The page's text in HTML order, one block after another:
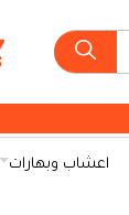
اعشاب وبهارات